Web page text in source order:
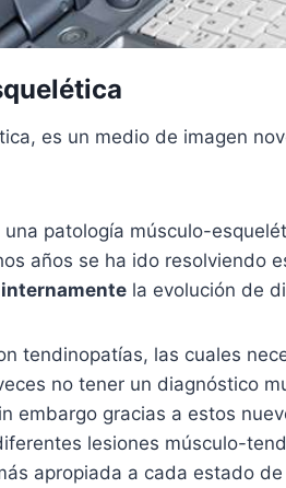
es un medio de imagen
patología músculo-
años se ha ido resolviendo
la evolución de
tendinopatías, las cuales
no tener un diagnóstico
embargo gracias a estos
lesiones músculo-
apropiada a cada estado